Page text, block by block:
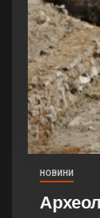
НОВИНИ